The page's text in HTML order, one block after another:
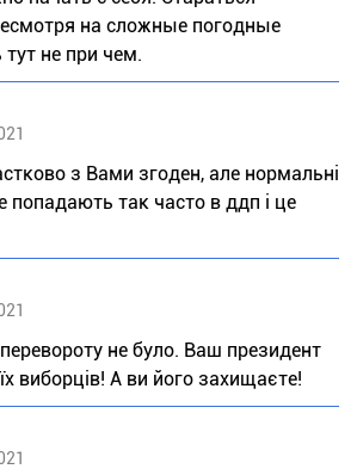
на сложные погодные
не при чем.
з Вами згоден, але нормальні
попадають так часто в ддп і це
не було. Ваш президент
виборців! А ви його захищаєте!